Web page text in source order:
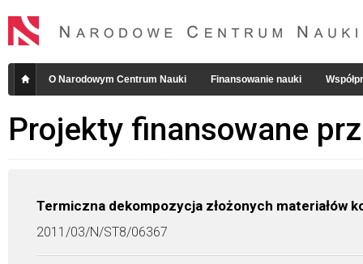
O Narodowym Centrum Nauki Finansowanie nauki
Projekty finansowane
Termiczna dekompozycja złożonych materiałów
2011/03/N/ST8/06367